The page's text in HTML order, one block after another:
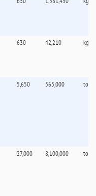
630 42,210 kg.
5,650 565,000
27,000 8,100,000